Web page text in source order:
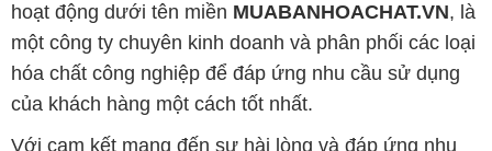
cấp và phân phối các sản phẩm hóa chất đảm bảo
chất lượng và giá thành tốt nhất.
Trên website Muabanhoachat.vn, khách hàng có thể
tìm thấy một loạt các sản phẩm hóa chất đa dạng,